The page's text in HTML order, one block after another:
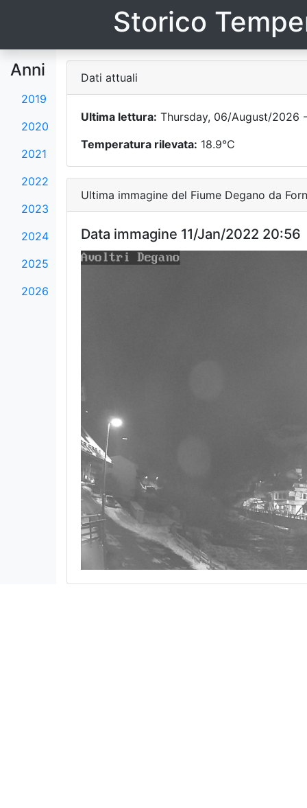
Storico
Anni
2019
2020
2021
2022
2023
2024
2025
2026
Dati attuali
Ultima lettura: Thursday, 06/August/2026
Temperatura rilevata: 18.9°C
Ultima immagine del Fiume Degano da
Data immagine 11/Jan/2022 20:56